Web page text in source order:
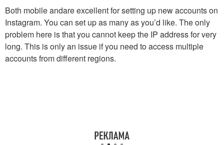
Both mobile andare excellent for setting up new accounts on
Instagram. You can set up as many as you’d like. The only
problem here is that you cannot keep the IP address for very
long. This is only an issue if you need to access multiple
accounts from different regions.